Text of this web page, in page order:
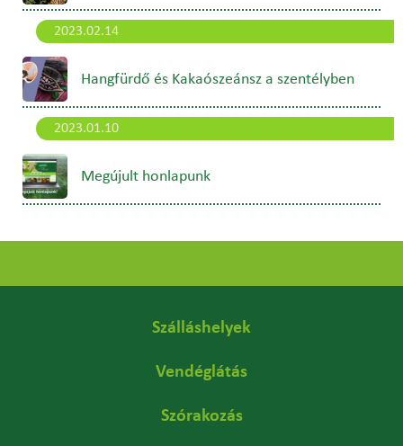
2023.02.14
Hangfürdő és Kakaószeánsz a szentélyben
2023.01.10
Megújult honlapunk
Szálláshelyek
Vendéglátás
Szórakozás